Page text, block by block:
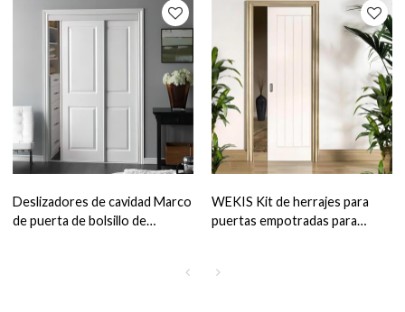
Deslizadores de cavidad Marco
de puerta de bolsillo de
WEKIS Kit de herrajes para
puertas empotradas para